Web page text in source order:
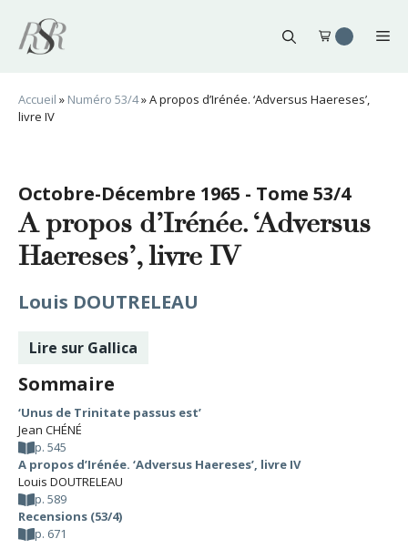
contenu
Accueil » Numéro 53/4»A propos d’Irénée. ‘Adversus Haereses’,
livre IV
Octobre-Décembre 1965 - Tome 53/4
A propos d’Irénée. ‘Adversus
Haereses’, livre IV
Louis DOUTRELEAU
Lire sur Gallica
Sommaire
‘Unus de Trinitate passus est’
Jean CHÉNÉ
p. 545
A propos d’Irénée. ‘Adversus Haereses’, livre IV
Louis DOUTRELEAU
p. 589
Recensions (53/4)
p. 671